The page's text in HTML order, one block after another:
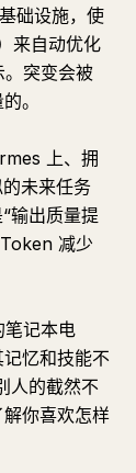
础设施，使
来自动优化
突变会被
。
上、拥
未来任务
输出质量提
减少
记本电
忆和技能不
人的截然不
你喜欢怎样